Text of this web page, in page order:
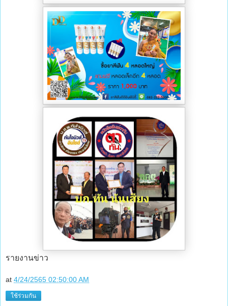
รายงานข่าว
at 4/24/2565 02:50:00 AM
ใช้ร่วมกัน